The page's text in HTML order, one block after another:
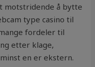
motstridende å bytte
type casino til
fordeler til
etter klage,
en er ekstern.